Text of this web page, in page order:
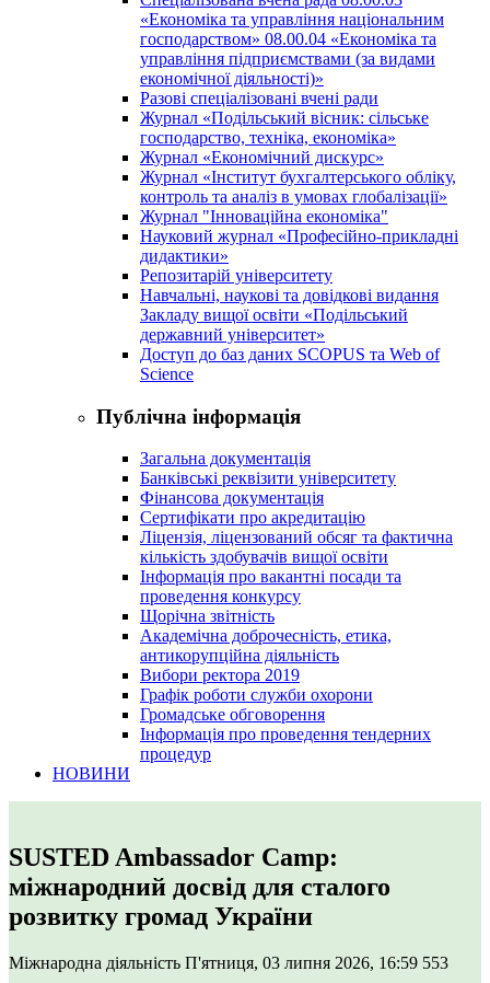
«Економіка та управління національним
господарством» 08.00.04 «Економіка та
управління підприємствами (за видами
економічної діяльності)»
Разові спеціалізовані вчені ради
Журнал «Подільський вісник: сільське
господарство, техніка, економіка»
Журнал «Економічний дискурс»
Журнал «Інститут бухгалтерського обліку,
контроль та аналіз в умовах глобалізації»
Журнал "Інноваційна економіка"
Науковий журнал «Професійно-прикладні
дидактики»
Репозитарій університету
Навчальні, наукові та довідкові видання
Закладу вищої освіти «Подільський
державний університет»
Доступ до баз даних SCOPUS та Web of
Science
Публічна інформація
Загальна документація
Банківські реквізити університету
Фінансова документація
Сертифікати про акредитацію
Ліцензія, ліцензований обсяг та фактична
кількість здобувачів вищої освіти
Інформація про вакантні посади та
проведення конкурсу
Щорічна звітність
Академічна доброчесність, етика,
антикорупційна діяльність
Вибори ректора 2019
Графік роботи служби охорони
Громадське обговорення
Інформація про проведення тендерних
процедур
НОВИНИ
SUSTED Ambassador Camp:
міжнародний досвід для сталого
розвитку громад України
Міжнародна діяльність П'ятниця, 03 липня 2026, 16:59 553